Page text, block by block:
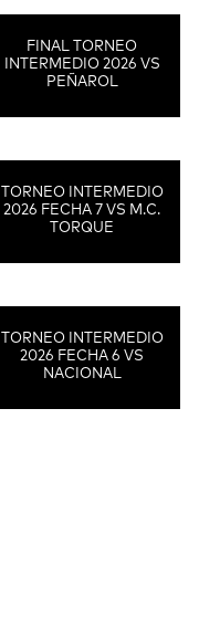
FINAL TORNEO
INTERMEDIO 2026 VS
PEÑAROL
TORNEO INTERMEDIO
2026 FECHA 7 VS M.C.
TORQUE
TORNEO INTERMEDIO
2026 FECHA 6 VS
NACIONAL